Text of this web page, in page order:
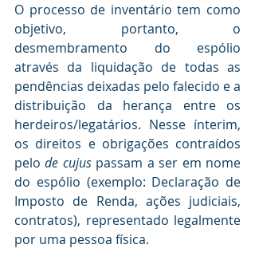
O processo de inventário tem como
objetivo, portanto, o
desmembramento do espólio
através da liquidação de todas as
pendências deixadas pelo falecido e a
distribuição da herança entre os
herdeiros/legatários. Nesse ínterim,
os direitos e obrigações contraídos
pelo de cujus passam a ser em nome
do espólio (exemplo: Declaração de
Imposto de Renda, ações judiciais,
contratos), representado legalmente
por uma pessoa física.